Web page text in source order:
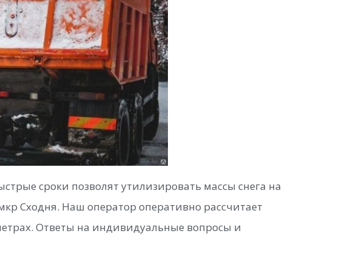
сроки позволят утилизировать массы снега на
Сходня. Наш оператор оперативно рассчитает
Ответы на индивидуальные вопросы и